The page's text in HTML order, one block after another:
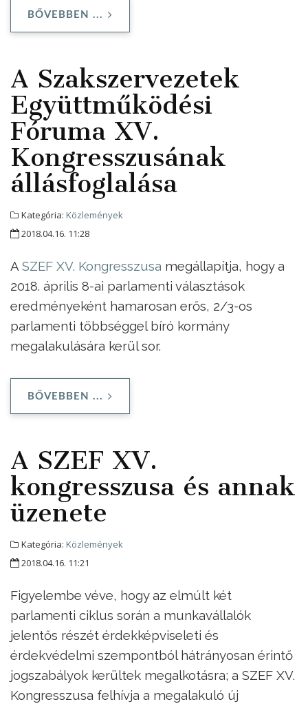
BŐVEBBEN ...
A Szakszervezetek
Együttműködési
Fóruma XV.
Kongresszusának
állásfoglalása
Kategória: Közlemények
2018.04.16. 11:28
A SZEF XV. Kongresszusa megállapítja, hogy a
2018. április 8-ai parlamenti választások
eredményeként hamarosan erős, 2/3-os
parlamenti többséggel bíró kormány
megalakulására kerül sor.
BŐVEBBEN ...
A SZEF XV.
kongresszusa és annak
üzenete
Kategória: Közlemények
2018.04.16. 11:21
Figyelembe véve, hogy az elmúlt két
parlamenti ciklus során a munkavállalók
jelentős részét érdekképviseleti és
érdekvédelmi szempontból hátrányosan érintő
jogszabályok kerültek megalkotásra; a SZEF XV.
Kongresszusa felhívja a megalakuló új